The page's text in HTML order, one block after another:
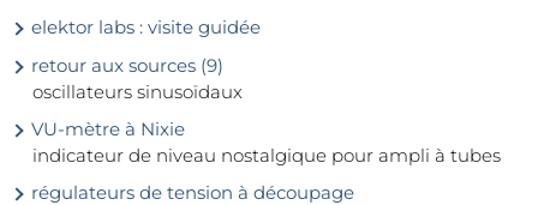
elektor labs : visite guidée
retour aux sources (9)
oscillateurs sinusoïdaux
VU-mètre à Nixie
indicateur de niveau nostalgique pour ampli à tubes
régulateurs de tension à découpage